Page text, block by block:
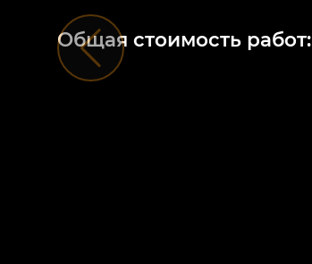
Общая стоимость работ: